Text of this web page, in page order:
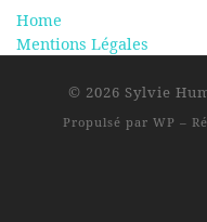
Home
Mentions Légales
© 2026 Sylvie
Propulsé par WP –